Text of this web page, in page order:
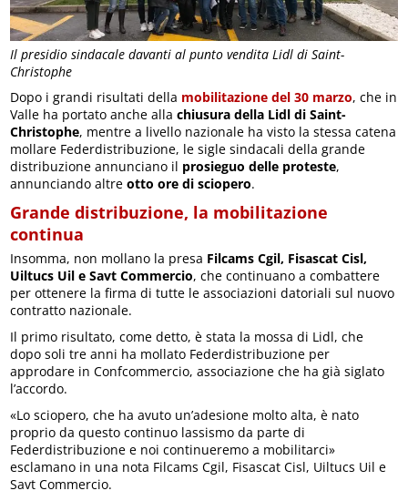
Il presidio sindacale davanti al punto vendita Lidl di Saint-
Christophe
Dopo i grandi risultati della mobilitazione del 30 marzo, che in
Valle ha portato anche allachiusura della Lidl di Saint-
Christophe, mentre a livello nazionale ha visto la stessa catena
mollare Federdistribuzione, le sigle sindacali della grande
distribuzione annunciano il prosieguo delle proteste,
annunciando altreotto ore di sciopero.
Grande distribuzione, la mobilitazione
continua
Insomma, non mollano la presa Filcams Cgil, Fisascat Cisl,
Uiltucs Uil e Savt Commercio, che continuano a combattere
per ottenere la firma di tutte le associazioni datoriali sul nuovo
contratto nazionale.
Il primo risultato, come detto, è stata la mossa di Lidl, che
dopo soli tre anni ha mollato Federdistribuzione per
approdare in Confcommercio, associazione che ha già siglato
l’accordo.
«Lo sciopero, che ha avuto un’adesione molto alta, è nato
proprio da questo continuo lassismo da parte di
Federdistribuzione e noi continueremo a mobilitarci»
esclamano in una nota Filcams Cgil, Fisascat Cisl, Uiltucs Uil e
Savt Commercio.